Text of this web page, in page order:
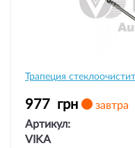
Трапеция
977 грн
завтра
Артикул:
VIKA